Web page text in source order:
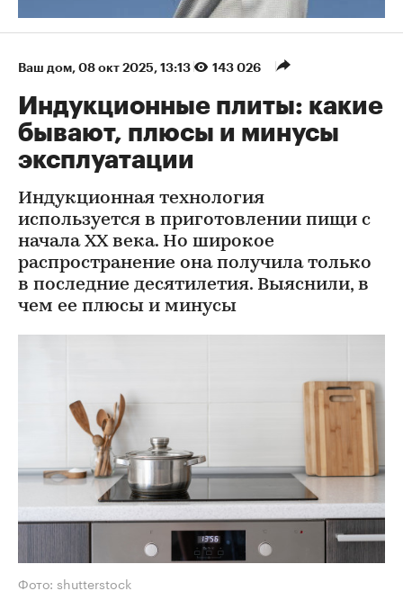
Ваш дом 08 окт 2025, 13:13 143 026
Индукционные плиты: какие
бывают, плюсы и минусы
эксплуатации
Индукционная технология
используется в приготовлении пищи с
начала XX века. Но широкое
распространение она получила только
в последние десятилетия. Выяснили, в
чем ее плюсы и минусы
Фото: shutterstock